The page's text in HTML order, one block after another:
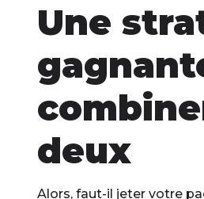
Une
deux
Alors, faut-il jeter votre